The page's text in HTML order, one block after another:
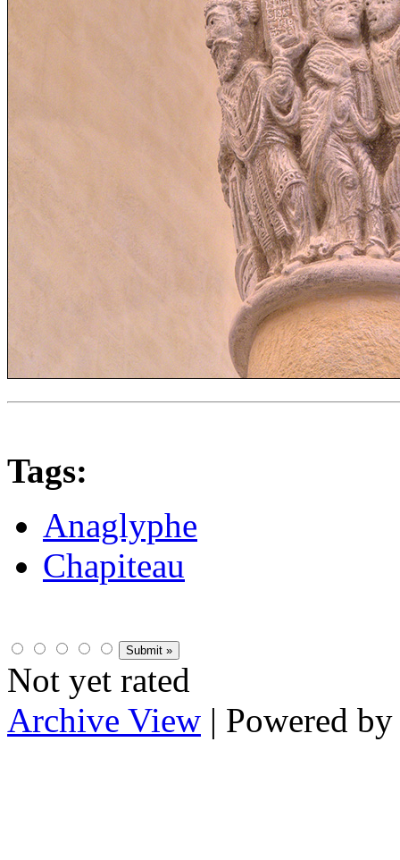
Tags:
Anaglyphe
Chapiteau
Not yet rated
Archive View | Powered